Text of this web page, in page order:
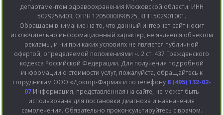
департаментом здравоохранения Московской области. ИНН
5029258403, ОГРН 1205000090525, КПП 502901001.
Обращаем внимание на то, что данный интернет-сайт носит
исключительно информационный характер, не является объектом
рекламы, и ни при каких условиях не является публичной
офертой, определяемой положениями ч. 2 ст. 437 Гражданского
кодекса Российской Федерации. Для получения подробной
информации о стоимости услуг, пожалуйста, обращайтесь к
сотрудникам ООО «Доктор-Фарма» и по телефону 8 (495) 132-02-
07Информация, представленная на сайте, не может быть
использована для постановки диагноза и назначения
самолечения. Обязательно проконсультируйтесь с врачом.